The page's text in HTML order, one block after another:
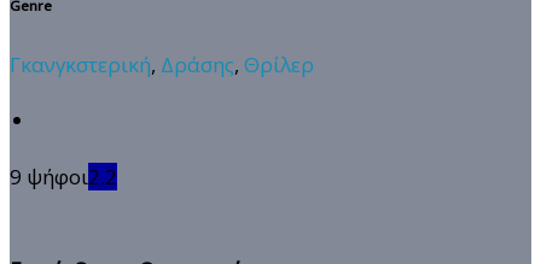
Genre
Γκανγκστερική, Δράσης, Θρίλερ
9 ψήφοι2.2